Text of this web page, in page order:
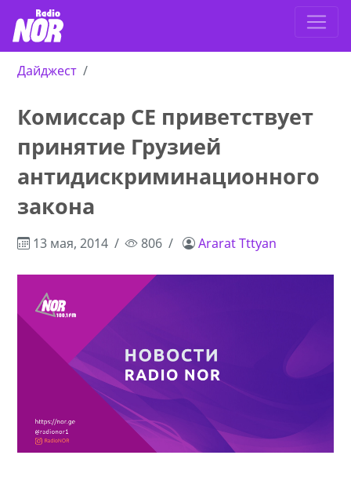
Дайджест
Комиссар СЕ приветствует
принятие Грузией
антидискриминационного
закона
13 мая, 2014 806 Ararat Tttyan